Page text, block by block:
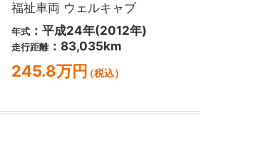
福祉車両 ウェルキャブ
年式 ：平成24年(2012年)
走行距離：83,035km
245.8万円（税込）